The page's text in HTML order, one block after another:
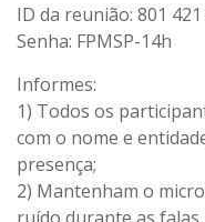
ID da reunião: 801 421
Senha: FPMSP-14h
Informes:
1) Todos os
com o nome e
presença;
2) Mantenham o